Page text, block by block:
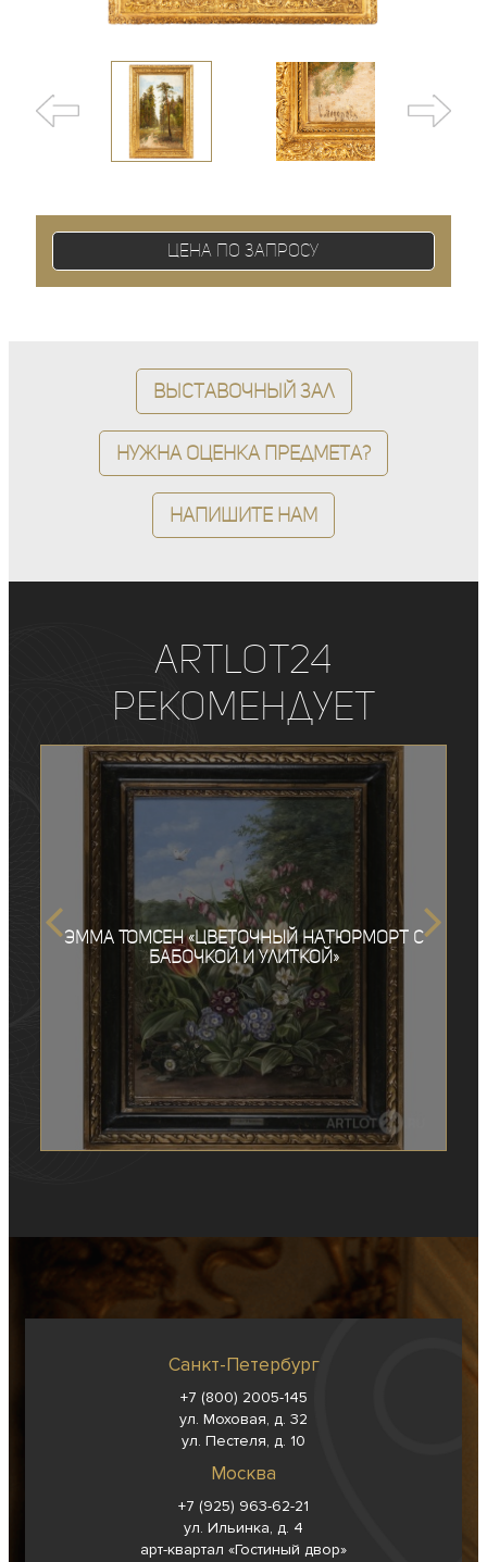
Цена по запросу
Выставочный зал
Нужна оценка предмета?
Напишите нам
ArtLot24
рекомендует
Эмма Томсен «Цветочный натюрморт с
бабочкой и улиткой»
Санкт-Петербург
+7 (800) 2005-145
ул. Моховая, д. 32
ул. Пестеля, д. 10
Москва
+7 (925) 963-62-21
ул. Ильинка, д. 4
арт-квартал «Гостиный двор»